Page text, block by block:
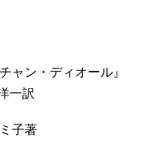
ャン・ディオール』
一訳
子著